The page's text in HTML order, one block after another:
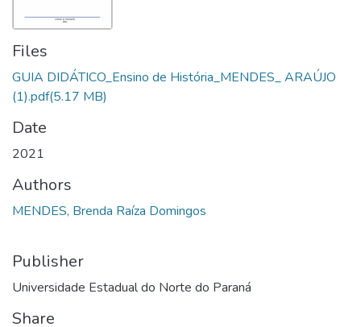
Files
GUIA DIDÁTICO_Ensino de História_MENDES_ ARAÚJO
(1).pdf(5.17 MB)
Date
2021
Authors
MENDES, Brenda Raíza Domingos
Publisher
Universidade Estadual do Norte do Paraná
Share